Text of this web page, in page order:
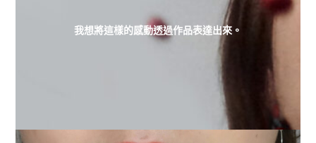
我想將這樣的感動透過作品表達出來。